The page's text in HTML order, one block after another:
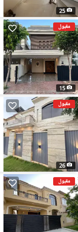
25
مقبول
15
مقبول
26
مقبول